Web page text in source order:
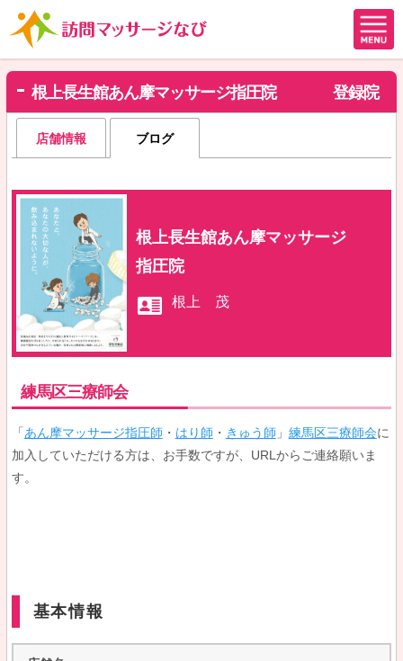
根上長生館あん摩マッサージ指圧院 登録院
店舗情報 ブログ
根上長生館あん摩マッサージ
指圧院
根上 茂
練馬区三療師会
「 あん摩マッサージ指圧師 ・ はり師 ・ きゅう師 」 練馬区三療師会に
加入していただける方は、お手数ですが、URLからご連絡願いま
す。
基本情報